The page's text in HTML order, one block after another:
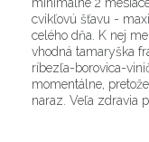
minimálne 2
cvikľovú šťavu -
celého dňa. K nej
vhodná tamaryška
ríbezľa-borovica-
momentálne,
naraz. Veľa zdravia